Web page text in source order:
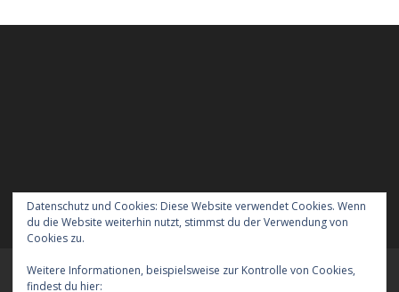
Datenschutz und Cookies: Diese Website verwendet Cookies. Wenn
du die Website weiterhin nutzt, stimmst du der Verwendung von
Cookies zu.
Weitere Informationen, beispielsweise zur Kontrolle von Cookies,
findest du hier:
Meraner Höhenweg wandern mit Hund